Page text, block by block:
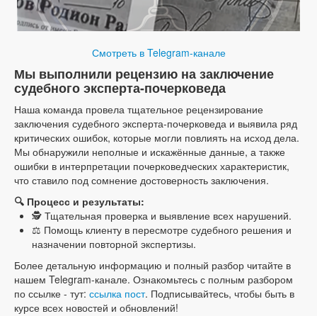
Смотреть в Telegram-канале
Мы выполнили рецензию на заключение
судебного эксперта-почерковеда
Наша команда провела тщательное рецензирование
заключения судебного эксперта-почерковеда и выявила ряд
критических ошибок, которые могли повлиять на исход дела.
Мы обнаружили неполные и искажённые данные, а также
ошибки в интерпретации почерковедческих характеристик,
что ставило под сомнение достоверность заключения.
🔍 Процесс и результаты:
🕵️ Тщательная проверка и выявление всех нарушений.
⚖️ Помощь клиенту в пересмотре судебного решения и
назначении повторной экспертизы.
Более детальную информацию и полный разбор читайте в
нашем Telegram-канале. Ознакомьтесь с полным разбором
по ссылке - тут: ссылка пост. Подписывайтесь, чтобы быть в
курсе всех новостей и обновлений!